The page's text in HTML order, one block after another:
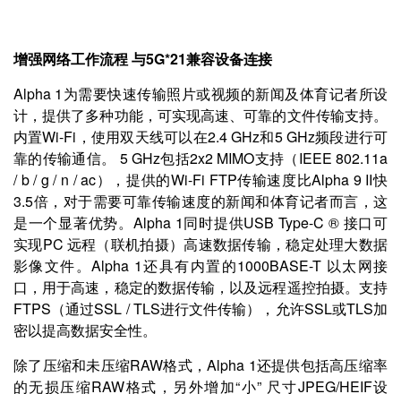
增强网络工作流程 与5G*21兼容设备连接
Alpha 1为需要快速传输照片或视频的新闻及体育记者所设
计，提供了多种功能，可实现高速、可靠的文件传输支持。
内置Wi-Fi，使用双天线可以在2.4 GHz和5 GHz频段进行可
靠的传输通信。 5 GHz包括2x2 MIMO支持（IEEE 802.11a
/ b / g / n / ac），提供的Wi-Fi FTP传输速度比Alpha 9 II快
3.5倍，对于需要可靠传输速度的新闻和体育记者而言，这
是一个显著优势。Alpha 1同时提供USB Type-C ® 接口可
实现PC 远程（联机拍摄）高速数据传输，稳定处理大数据
影像文件。Alpha 1还具有内置的1000BASE-T 以太网接
口，用于高速，稳定的数据传输，以及远程遥控拍摄。支持
FTPS（通过SSL / TLS进行文件传输），允许SSL或TLS加
密以提高数据安全性。
除了压缩和未压缩RAW格式，Alpha 1还提供包括高压缩率
的无损压缩RAW格式，另外增加“小” 尺寸JPEG/HEIF设